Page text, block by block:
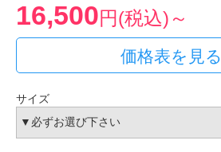
16,500円(税込)～
価格表を見る
サイズ